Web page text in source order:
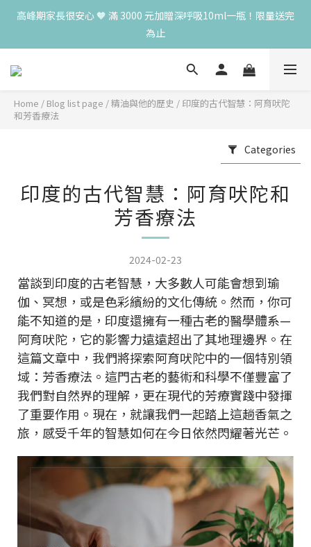
高峰期家長很安心 🧡 滿 3000 元加贈深呼吸10ml一瓶！限量送完
為止
高峰期家長很安心 🧡 滿 3000 元加贈深呼吸10ml一瓶！限量送完
為止
😍 8月慶典！250ml 無痛/深呼吸/橙花開賣！獨享 68 折再送 20ml
😍 50ml 任一瓶結帳享 8 折，任三瓶享 75 折，任五瓶享 7 折！想
高峰期家長很安心 🧡 滿 3000 元加贈深呼吸10ml一瓶！限量送完
Home / Blog list page /精油與他的歷史 / 印度的古代智慧：阿育吠陀
和芳香療法
Categories
印度的古代智慧：阿育吠陀和
芳香療法
2024-02-23
當談到印度的古老智慧，大多數人可能會想到瑜
伽、冥想，或是色彩繽紛的文化傳統。然而，你可
能不知道的是，印度還擁有一種古老的醫學體系—
阿育吠陀，它的影響力遠遠超出了其地理邊界。在
這篇文章中，我們將探索阿育吠陀中的一個特別領
域：芳香療法。這門古老的藝術和科學不僅豐富了
我們對自然界的理解，更在現代的芳療實踐中發揮
了重要作用。現在，就讓我們一起踏上這趟香氣之
旅，感受千年的智慧如何在今日依然閃耀著光芒。